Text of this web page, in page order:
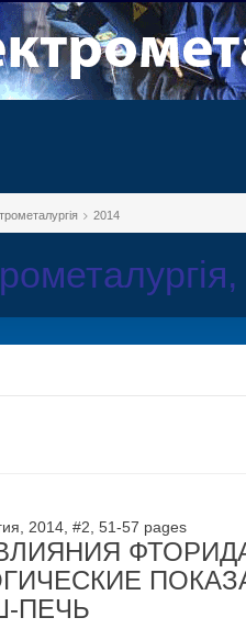
2014
2014, #2, 51-57 pages
ПЕЧЬ